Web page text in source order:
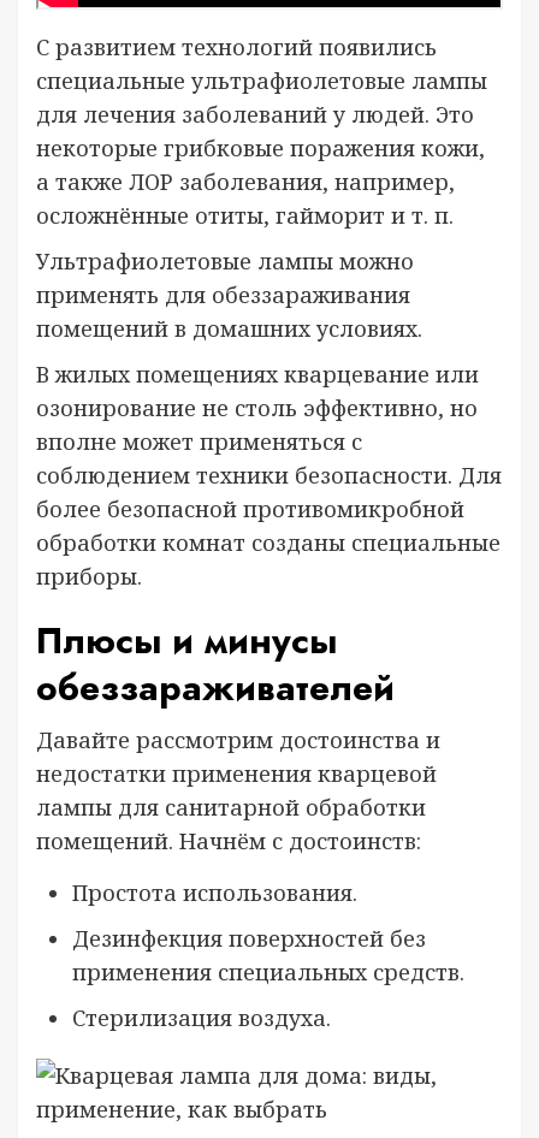
С развитием технологий появились
специальные ультрафиолетовые лампы
для лечения заболеваний у людей. Это
некоторые грибковые поражения кожи,
а также ЛОР заболевания, например,
осложнённые отиты, гайморит и т. п.
Ультрафиолетовые лампы можно
применять для обеззараживания
помещений в домашних условиях.
В жилых помещениях кварцевание или
озонирование не столь эффективно, но
вполне может применяться с
соблюдением техники безопасности. Для
более безопасной противомикробной
обработки комнат созданы специальные
приборы.
Плюсы и минусы
обеззараживателей
Давайте рассмотрим достоинства и
недостатки применения кварцевой
лампы для санитарной обработки
помещений. Начнём с достоинств:
Простота использования.
Дезинфекция поверхностей без
применения специальных средств.
Стерилизация воздуха.